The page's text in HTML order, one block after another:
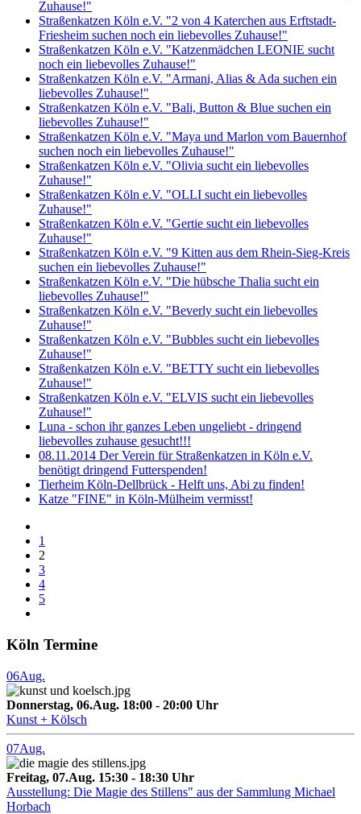
Zuhause!"
Straßenkatzen Köln e.V. "2 von 4 Katerchen aus Erftstadt-
Friesheim suchen noch ein liebevolles Zuhause!"
Straßenkatzen Köln e.V. "Katzenmädchen LEONIE sucht
noch ein liebevolles Zuhause!"
Straßenkatzen Köln e.V. "Armani, Alias & Ada suchen ein
liebevolles Zuhause!"
Straßenkatzen Köln e.V. "Bali, Button & Blue suchen ein
liebevolles Zuhause!"
Straßenkatzen Köln e.V. "Maya und Marlon vom Bauernhof
suchen noch ein liebevolles Zuhause!"
Straßenkatzen Köln e.V. "Olivia sucht ein liebevolles
Zuhause!"
Straßenkatzen Köln e.V. "OLLI sucht ein liebevolles
Zuhause!"
Straßenkatzen Köln e.V. "Gertie sucht ein liebevolles
Zuhause!"
Straßenkatzen Köln e.V. "9 Kitten aus dem Rhein-Sieg-Kreis
suchen ein liebevolles Zuhause!"
Straßenkatzen Köln e.V. "Die hübsche Thalia sucht ein
liebevolles Zuhause!"
Straßenkatzen Köln e.V. "Beverly sucht ein liebevolles
Zuhause!"
Straßenkatzen Köln e.V. "Bubbles sucht ein liebevolles
Zuhause!"
Straßenkatzen Köln e.V. "BETTY sucht ein liebevolles
Zuhause!"
Straßenkatzen Köln e.V. "ELVIS sucht ein liebevolles
Zuhause!"
Luna - schon ihr ganzes Leben ungeliebt - dringend
liebevolles zuhause gesucht!!!
08.11.2014 Der Verein für Straßenkatzen in Köln e.V.
benötigt dringend Futterspenden!
Tierheim Köln-Dellbrück - Helft uns, Abi zu finden!
Katze "FINE" in Köln-Mülheim vermisst!
1
2
3
4
5
Köln Termine
06Aug.
Donnerstag, 06.Aug. 18:00 - 20:00 Uhr
Kunst + Kölsch
07Aug.
Freitag, 07.Aug. 15:30 - 18:30 Uhr
Ausstellung: Die Magie des Stillens" aus der Sammlung Michael
Horbach